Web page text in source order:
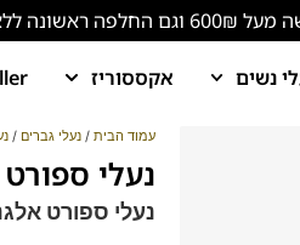
ללא עלות!
נשים אקססוריז
עמוד הבית / נעלי גברים /
נעלי ספורט
נעלי ספורט אלגנט 2411101 – סגנון איטלקי